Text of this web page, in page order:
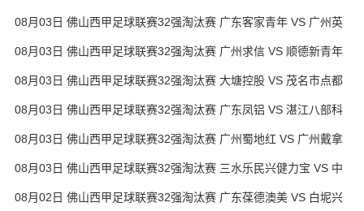
粵辉能源 全场录像
08月03日 佛山西甲足球联赛32强淘汰赛 广东客家青年 VS 广州英
华思力U17 全场录像
08月03日 佛山西甲足球联赛32强淘汰赛 广州求信 VS 顺德新青年
全场录像
08月03日 佛山西甲足球联赛32强淘汰赛 大塘控股 VS 茂名市点都
得 全场录像
08月03日 佛山西甲足球联赛32强淘汰赛 广东凤铝 VS 湛江八部科
技 全场录像
08月03日 佛山西甲足球联赛32强淘汰赛 广州蜀地红 VS 广州戴拿
模 全场录像
08月03日 佛山西甲足球联赛32强淘汰赛 三水乐民兴健力宝 VS 中
国澳门澳科精英 全场录像
08月02日 佛山西甲足球联赛32强淘汰赛 广东葆德澳美 VS 白坭兴